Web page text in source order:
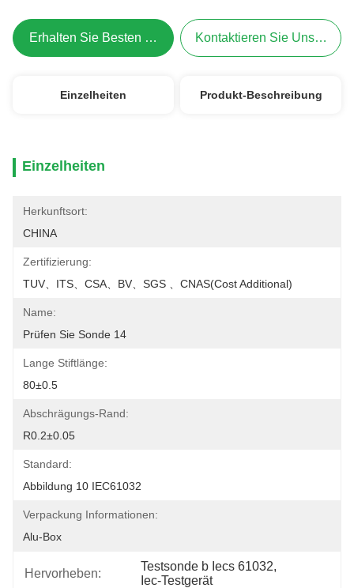
Erhalten Sie Besten Preis Kontaktieren Sie Uns Jetzt
Einzelheiten Produkt-Beschreibung
Einzelheiten
Herkunftsort:
CHINA
Zertifizierung:
TUV、ITS、CSA、BV、SGS 、CNAS(cost Additional)
Name:
Prüfen Sie Sonde 14
Lange Stiftlänge:
80±0.5
Abschrägungs-Rand:
R0.2±0.05
Standard:
Abbildung 10 IEC61032
Verpackung Informationen:
Alu-Box
Hervorheben:
Testsonde b Iecs 61032,
Iec-Testgerät